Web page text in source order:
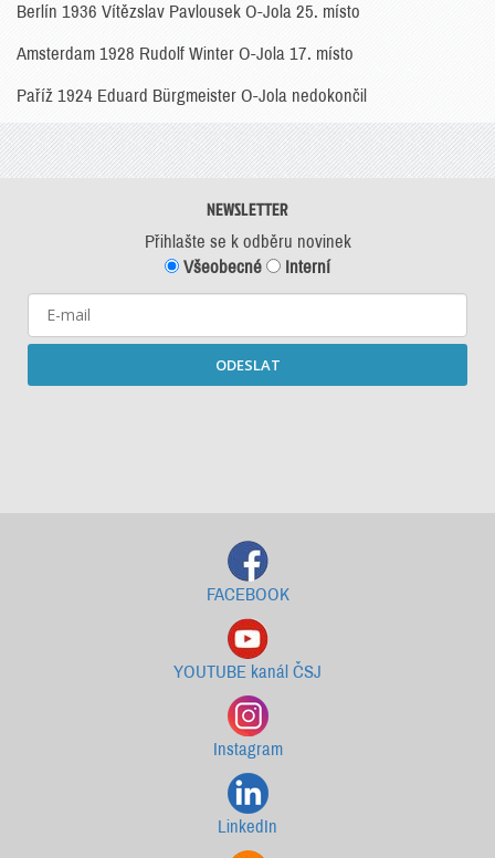
Berlín 1936 Vítězslav Pavlousek O-Jola 25. místo
Amsterdam 1928 Rudolf Winter O-Jola 17. místo
Paříž 1924 Eduard Bürgmeister O-Jola nedokončil
NEWSLETTER
Přihlašte se k odběru novinek
Všeobecné
Interní
ODESLAT
FACEBOOK
YOUTUBE kanál ČSJ
Instagram
LinkedIn